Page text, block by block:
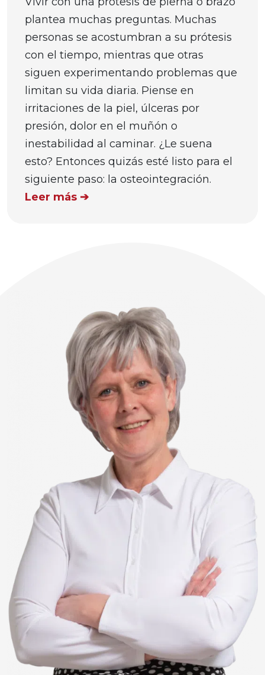
plantea muchas preguntas. Muchas
personas se acostumbran a su prótesis
con el tiempo, mientras que otras
siguen experimentando problemas que
limitan su vida diaria. Piense en
irritaciones de la piel, úlceras por
presión, dolor en el muñón o
inestabilidad al caminar. ¿Le suena
esto? Entonces quizás esté listo para el
siguiente paso: la osteointegración.
Leer más ➔